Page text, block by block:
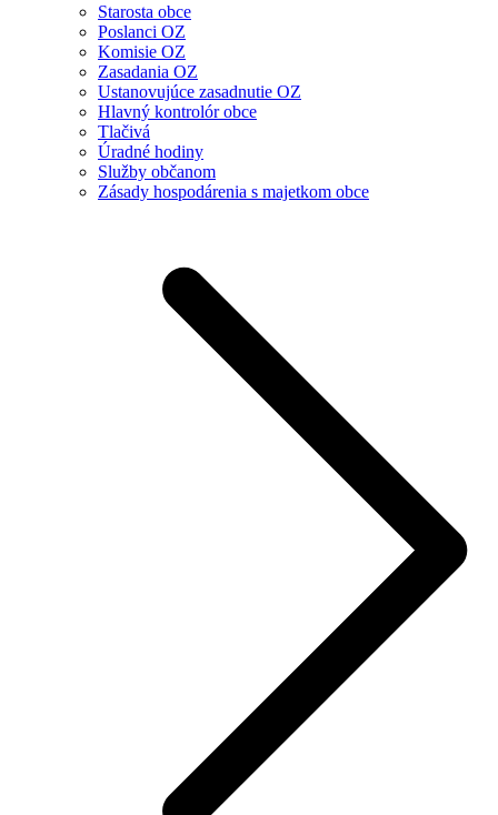
Starosta obce
Poslanci OZ
Komisie OZ
Zasadania OZ
Ustanovujúce zasadnutie OZ
Hlavný kontrolór obce
Tlačivá
Úradné hodiny
Služby občanom
Zásady hospodárenia s majetkom obce